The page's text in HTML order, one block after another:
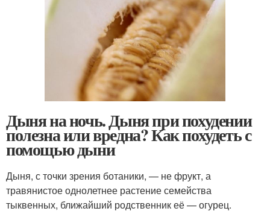
Дыня на ночь. Дыня при похудении
полезна или вредна? Как похудеть с
помощью дыни
Дыня, с точки зрения ботаники, — не фрукт, а
травянистое однолетнее растение семейства
тыквенных, ближайший родственник её — огурец.